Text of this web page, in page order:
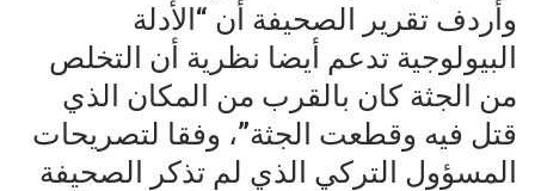
وأردف تقرير الصحيفة أن “الأدلة
البيولوجية تدعم أيضا نظرية أن التخلص
من الجثة كان بالقرب من المكان الذي
قتل فيه وقطعت الجثة”، وفقا لتصريحات
المسؤول التركي الذي لم تذكر الصحيفة